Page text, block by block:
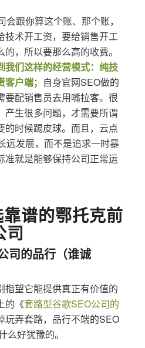
跟你算这个账、那个账，
技术开工资，要给销售开工
，所以要那么高的收费。
我们这样的经营模式：纯技
客户端；自身官网SEO做的
要配销售员去用嘴拉客。很
产生很多问题，才需要所谓
的时候踢皮球。而且，云点
远发展，而不是追求一时暴
准就是能够保持公司正常运
谱的鄂托克前
司
司的品行（谁诚
指望它能提供真正有价值的
的《套路型谷歌SEO公司的
玩弄套路，品行不端的SEO
么好犹豫的。